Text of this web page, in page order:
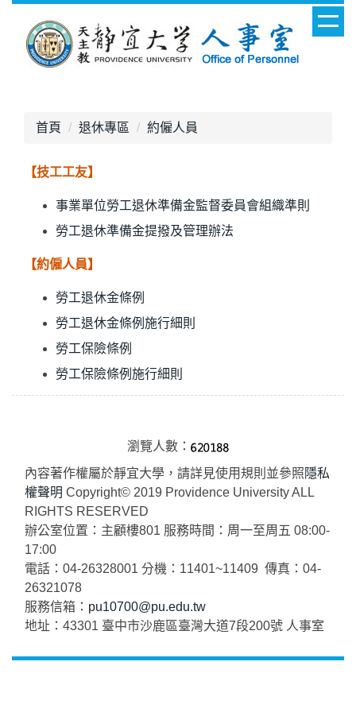
首頁 退休專區 約僱人員
【技工工友】
事業單位勞工退休準備金監督委員會組織準則
勞工退休準備金提撥及管理辦法
【約僱人員】
勞工退休金條例
勞工退休金條例施行細則
勞工保險條例
勞工保險條例施行細則
瀏覽人數：
內容著作權屬於靜宜大學，請詳見使用規則並參照 隱私
權聲明 Copyright© 2019 Providence University ALL
RIGHTS RESERVED
辦公室位置：主顧樓801 服務時間：周一至周五 08:00-
17:00
電話：04-26328001 分機：11401~11409 傳真：04-
26321078
服務信箱： pu10700@pu.edu.tw
地址：43301 臺中市沙鹿區臺灣大道7段200號 人事室